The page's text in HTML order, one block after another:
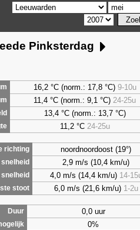
Pinksterdag
16,2 °C (norm.: 17,8 °C) 9-10u
11,4 °C (norm.: 9,1 °C) 24-25u
13,4 °C (norm.: 13,7 °C)
11,2 °C 24-25u
richting noordnoordoost (19°)
2,9 m/s (10,4 km/u)
4,0 m/s (14,4 km/u) 14-
stoot 6,0 m/s (21,6 km/u) 1-2u
Duur 0,0 uur
0%